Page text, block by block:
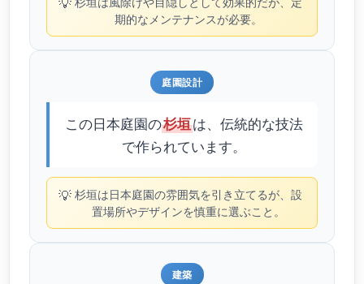
期的なメンテナンスが必要。
庭園設計
この日本庭園の杉垣は、伝統的な技法
で作られています。
💡 杉垣は日本庭園の雰囲気を引き立てるが、設
置場所やデザインを慎重に選ぶこと。
建築